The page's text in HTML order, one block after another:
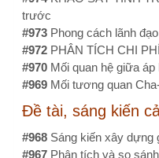
#964 NÂNG CAO NĂNG
trước
NÂNG CAO NĂNG
trước
#955 Chuẩn hóa giao tiếp